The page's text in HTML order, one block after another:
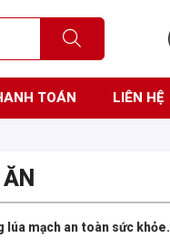
TOÁN LIÊN HỆ
lúa mạch an toàn sức khỏe.